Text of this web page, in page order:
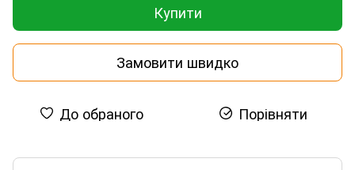
Купити
Замовити швидко
До обраного Порівняти